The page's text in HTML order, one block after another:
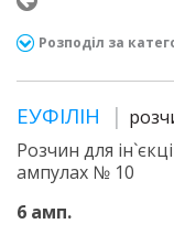
Розподіл за
ЕУФІЛІН
Розчин для
ампулах № 10
6 амп.